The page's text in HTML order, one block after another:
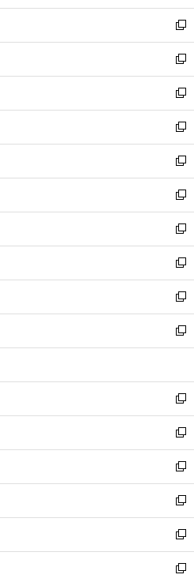
開
く
ウ
で
開
く
ン
ド
ウ
で
開
く
ウ
ィ
ン
ド
ウ
で
開
く
新
し
い
ウ
ィ
ン
ド
ウ
で
開
く
新
し
い
ウ
ィ
ン
ド
ウ
で
開
く
新
し
い
ウ
ィ
ン
ド
ウ
で
開
く
新
し
い
ウ
ィ
ン
ド
ウ
で
開
く
新
し
い
ウ
ィ
ン
ド
ウ
で
開
く
新
し
い
ウ
ィ
ン
ド
ウ
で
開
新
し
い
ウ
ィ
ン
ド
ウ
開
く
新
し
い
ウ
ィ
ン
ウ
で
開
く
新
し
い
ウ
ン
ド
ウ
で
開
く
新
し
ウ
ィ
ン
ド
ウ
で
開
く
新
し
い
ウ
ィ
ン
ド
ウ
で
開
く
新
し
い
ウ
ィ
ン
ド
ウ
で
新
し
い
ウ
ィ
ン
ド
新
し
い
ウ
ィ
新
し
い
新